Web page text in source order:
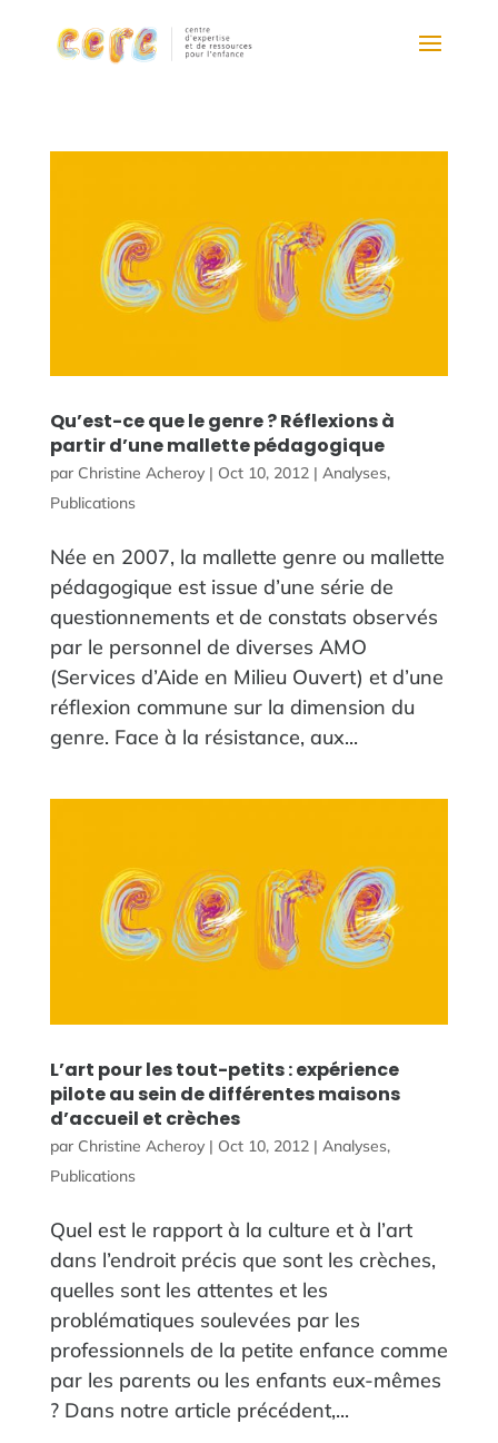
Qu’est-ce que le genre ? Réflexions à
partir d’une mallette pédagogique
par Christine Acheroy| Oct 10, 2012| Analyses,
Publications
Née en 2007, la mallette genre ou mallette
pédagogique est issue d’une série de
questionnements et de constats observés
par le personnel de diverses AMO
(Services d’Aide en Milieu Ouvert) et d’une
réflexion commune sur la dimension du
genre. Face à la résistance, aux...
L’art pour les tout-petits : expérience
pilote au sein de différentes maisons
d’accueil et crèches
par Christine Acheroy| Oct 10, 2012| Analyses,
Publications
Quel est le rapport à la culture et à l’art
dans l’endroit précis que sont les crèches,
quelles sont les attentes et les
problématiques soulevées par les
professionnels de la petite enfance comme
par les parents ou les enfants eux-mêmes
? Dans notre article précédent,...